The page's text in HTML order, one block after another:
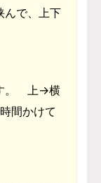
んで、上下
。 上→横
間かけて